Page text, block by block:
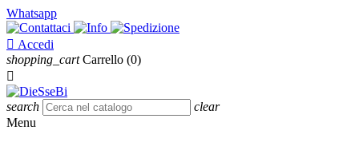
Whatsapp
 Accedi
shopping_cart Carrello (0)

search
clear
Menu